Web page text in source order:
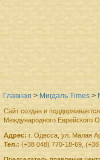
Главная > Мигдаль Times >
Сайт создан и поддерживается
Международного Еврейского
Адрес: г. Одесса, ул. Малая
Тел.: (+38 048) 770-18-69, (+38